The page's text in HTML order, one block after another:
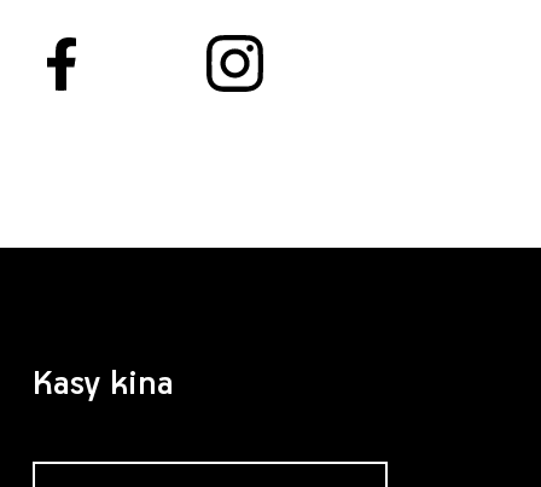
Kasy kina